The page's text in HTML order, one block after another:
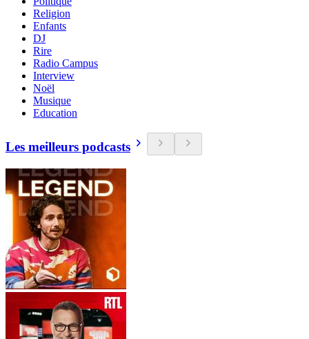
Religion
Enfants
DJ
Rire
Radio Campus
Interview
Noël
Musique
Education
Les meilleurs podcasts